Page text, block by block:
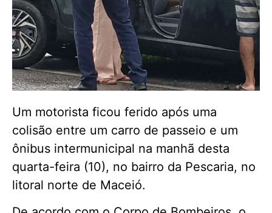
Um motorista ficou ferido após uma
colisão entre um carro de passeio e um
ônibus intermunicipal na manhã desta
quarta-feira (10), no bairro da Pescaria, no
litoral norte de Maceió.